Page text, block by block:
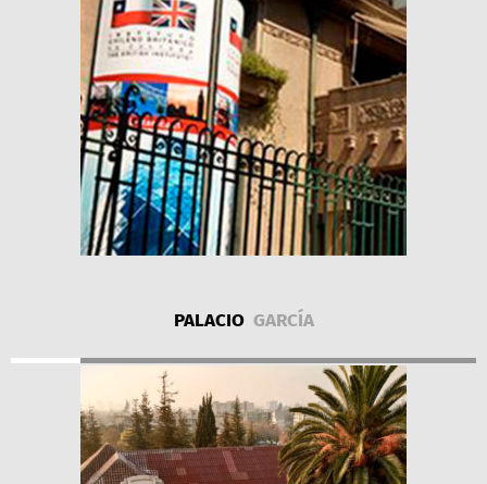
PALACIO GARCÍA